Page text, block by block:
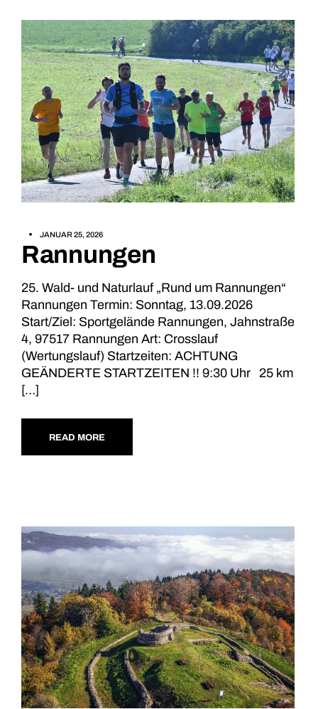
JANUAR 25, 2026
Rannungen
25. Wald- und Naturlauf „Rund um Rannungen“
Rannungen Termin: Sonntag, 13.09.2026
Start/Ziel: Sportgelände Rannungen, Jahnstraße
4, 97517 Rannungen Art: Crosslauf
(Wertungslauf) Startzeiten: ACHTUNG
GEÄNDERTE STARTZEITEN !! 9:30 Uhr 25 km
[…]
READ MORE